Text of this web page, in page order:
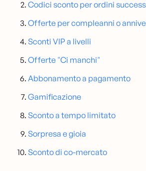
Codici sconto per ordini
Offerte per compleanni o
Sconti VIP a livelli
Offerte "Ci manchi"
Abbonamento a pagamento
Gamificazione
Sconto a tempo limitato
Sorpresa e gioia
Sconto di co-mercato